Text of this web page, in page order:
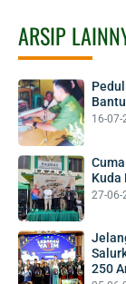
ARSIP
16-07-
Kuda
27-06-
250